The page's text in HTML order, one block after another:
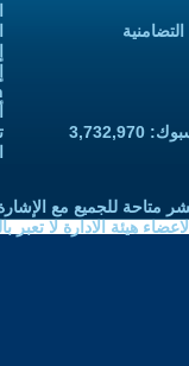
متاحة للجميع مع
هيئة الادارة لا